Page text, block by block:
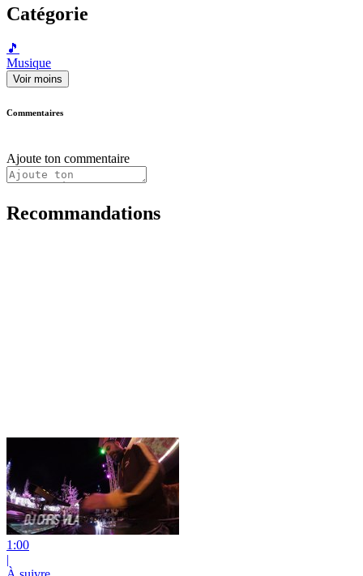
Catégorie
🎵
Musique
Voir moins
Commentaires
Ajoute ton commentaire
Recommandations
1:00
|